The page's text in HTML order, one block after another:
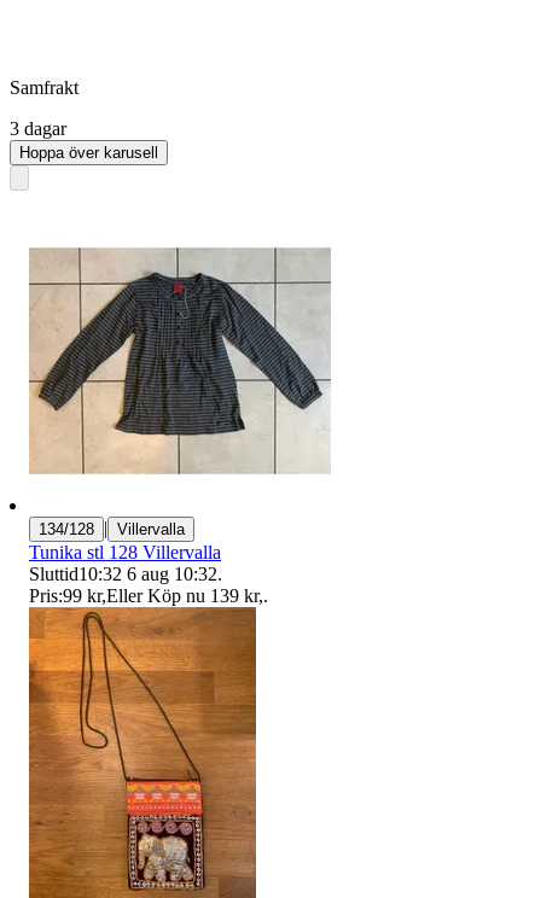
Samfrakt
3 dagar
Hoppa över karusell
134/128 | Villervalla
Tunika stl 128 Villervalla
Sluttid10:32 6 aug 10:32.
Pris:99 kr,Eller Köp nu 139 kr,.